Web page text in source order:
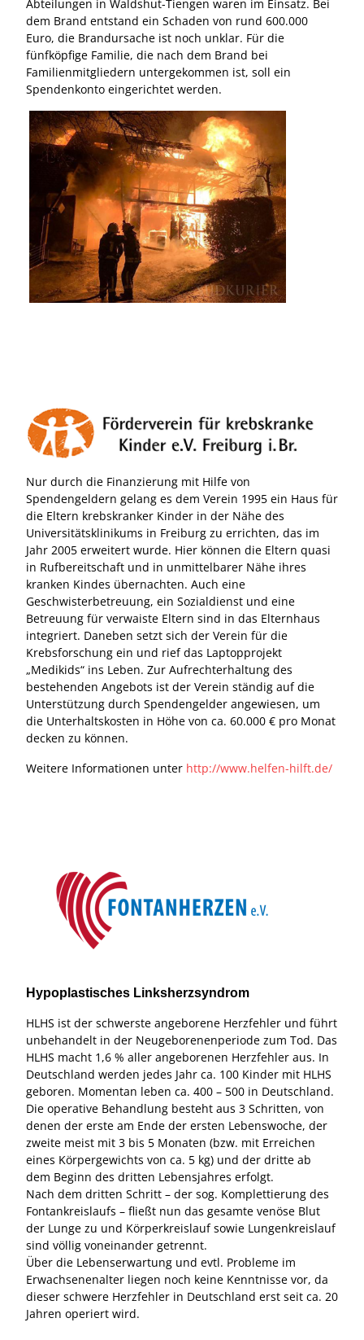
Abteilungen in Waldshut-Tiengen waren im Einsatz. Bei
dem Brand entstand ein Schaden von rund 600.000
Euro, die Brandursache ist noch unklar. Für die
fünfköpfige Familie, die nach dem Brand bei
Familienmitgliedern untergekommen ist, soll ein
Spendenkonto eingerichtet werden.
Nur durch die Finanzierung mit Hilfe von
Spendengeldern gelang es dem Verein 1995 ein Haus für
die Eltern krebskranker Kinder in der Nähe des
Universitätsklinikums in Freiburg zu errichten, das im
Jahr 2005 erweitert wurde. Hier können die Eltern quasi
in Rufbereitschaft und in unmittelbarer Nähe ihres
kranken Kindes übernachten. Auch eine
Geschwisterbetreuung, ein Sozialdienst und eine
Betreuung für verwaiste Eltern sind in das Elternhaus
integriert. Daneben setzt sich der Verein für die
Krebsforschung ein und rief das Laptopprojekt
„Medikids“ ins Leben. Zur Aufrechterhaltung des
bestehenden Angebots ist der Verein ständig auf die
Unterstützung durch Spendengelder angewiesen, um
die Unterhaltskosten in Höhe von ca. 60.000 € pro Monat
decken zu können.
Weitere Informationen unter http://www.helfen-hilft.de/
Hypoplastisches Linksherzsyndrom
HLHS ist der schwerste angeborene Herzfehler und führt
unbehandelt in der Neugeborenenperiode zum Tod. Das
HLHS macht 1,6 % aller angeborenen Herzfehler aus. In
Deutschland werden jedes Jahr ca. 100 Kinder mit HLHS
geboren. Momentan leben ca. 400 – 500 in Deutschland.
Die operative Behandlung besteht aus 3 Schritten, von
denen der erste am Ende der ersten Lebenswoche, der
zweite meist mit 3 bis 5 Monaten (bzw. mit Erreichen
eines Körpergewichts von ca. 5 kg) und der dritte ab
dem Beginn des dritten Lebensjahres erfolgt.
Nach dem dritten Schritt – der sog. Komplettierung des
Fontankreislaufs – fließt nun das gesamte venöse Blut
der Lunge zu und Körperkreislauf sowie Lungenkreislauf
sind völlig voneinander getrennt.
Über die Lebenserwartung und evtl. Probleme im
Erwachsenenalter liegen noch keine Kenntnisse vor, da
dieser schwere Herzfehler in Deutschland erst seit ca. 20
Jahren operiert wird.